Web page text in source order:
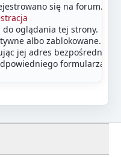
się na forum.
oglądania tej strony.
albo zablokowane.
jej adres bezpośrednio w
formularza